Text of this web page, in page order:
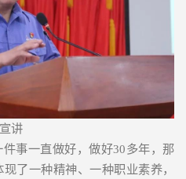
讲
事一直做好，做好30多年，那
了一种精神、一种职业素养，